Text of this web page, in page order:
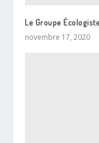
Le Groupe
novembre 17, 2020